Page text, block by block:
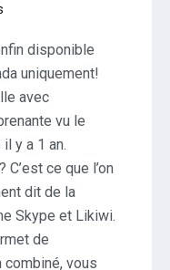
annonce
téléphonie
sur
Gmail
disponible
uniquement!
avec
vu le
y a 1 an.
ce que l’on
dit de la
Skype et Likiwi.
de
combiné, vous